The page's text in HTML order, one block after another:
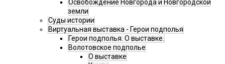
Освобождение Новгорода и Новгородской
земли
Суды истории
Виртуальная выставка - Герои подполья
Герои подполья. О выставке.
Волотовское подполье
О выставке